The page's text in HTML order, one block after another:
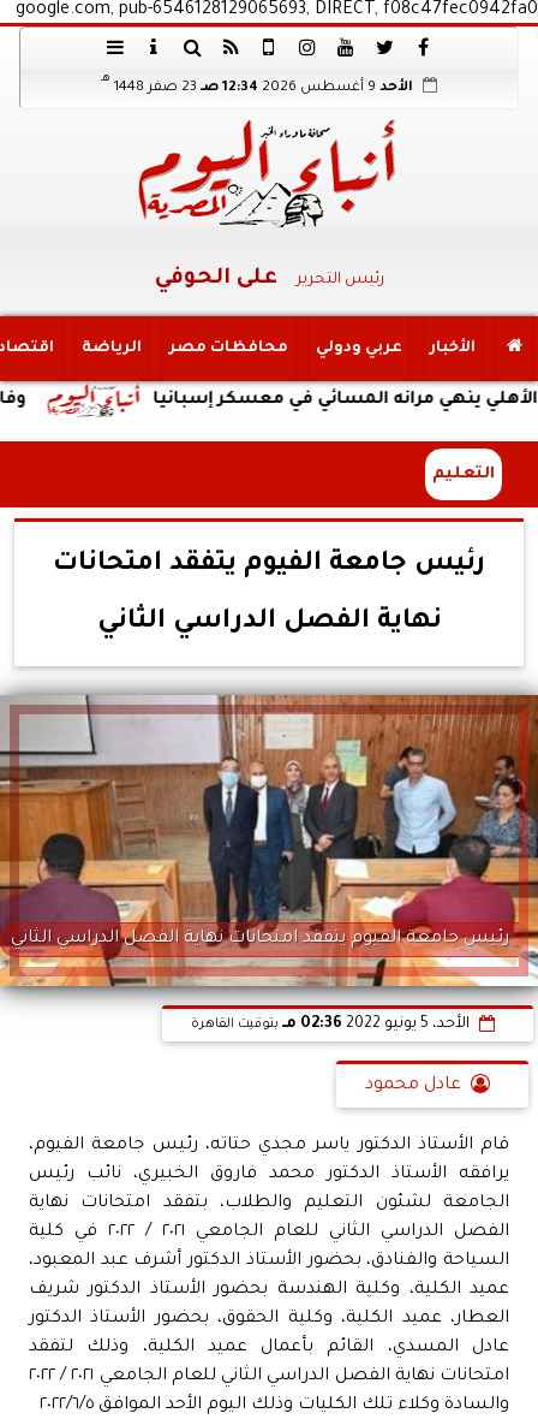
google.com, pub-6546128129065693, DIRECT, f08c47fec0942fa0
الأحد 12:34 صـ 23 صفر 1448
هـ
رئيس التحرير على الحوفي
الأخبار عربي ودولي محافظات مصر الرياضة
وفاة والد مرانه المسائي في معسكر إسبانيا
التعليم
رئيس جامعة الفيوم يتفقد امتحانات
نهاية الفصل الدراسي الثاني
رئيس جامعة الفيوم يتفقد امتحانات نهاية الفصل الدراسي الثاني
الأحد، 5 يونيو 2022 02:36 مـ بتوقيت القاهرة
عادل محمود
قام الأستاذ الدكتور ياسر مجدي حتاته، رئيس جامعة الفيوم،
يرافقه الأستاذ الدكتور محمد فاروق الخبيري، نائب رئيس
الجامعة لشئون التعليم والطلاب، بتفقد امتحانات نهاية
الفصل الدراسي الثاني للعام الجامعي ٢٠٢١ / ٢٠٢٢ في كلية
السياحة والفنادق، بحضور الأستاذ الدكتور أشرف عبد المعبود،
عميد الكلية، وكلية الهندسة بحضور الأستاذ الدكتور شريف
العطار، عميد الكلية، وكلية الحقوق، بحضور الأستاذ الدكتور
عادل المسدي، القائم بأعمال عميد الكلية، وذلك لتفقد
امتحانات نهاية الفصل الدراسي الثاني للعام الجامعي ٢٠٢١ / ٢٠٢٢
والسادة وكلاء تلك الكليات وذلك اليوم الأحد الموافق ٢٠٢٢/٦/٥